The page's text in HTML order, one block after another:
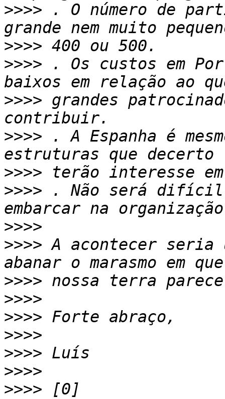
>>>> . O número de
>>>>
>>>> . Os custos em
>>>> grandes
>>>> . A Espanha é
>>>>
>>>> . Não será difícil
>>>>
>>>> A acontecer seria
>>>>
>>>>
>>>>
>>>>
>>>>
>>>>
>>>> [0]